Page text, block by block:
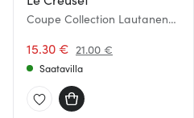
Coupe Collection Lautanen
15.30 € 21.00 €
Saatavilla